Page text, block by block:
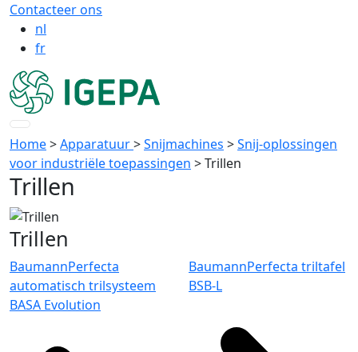
Contacteer ons
nl
fr
Home>Apparatuur>Snijmachines >Snij-oplossingen
voor industriële toepassingen >Trillen
Trillen
Trillen
BaumannPerfecta
automatisch trilsysteem
BASA Evolution
BaumannPerfecta triltafel
BSB-L